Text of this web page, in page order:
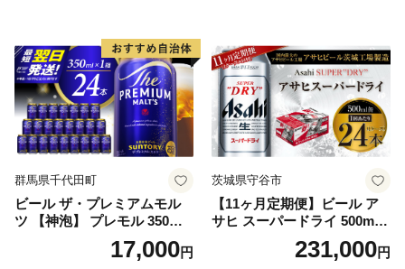
群馬県千代田町
ビール ザ・プレミアムモル
ツ 【神泡】 プレモル 350ml
× 24本 サントリー〈天然水の
ビール工場〉群馬※沖縄・離
17,000円
茨城県守谷市
【11ヶ月定期便】ビール ア
サヒ スーパードライ 500ml 2
4本 1ケース×11ヶ月 | アサヒ
ビール 究極の辛口 酒 お酒 ア
231,000円